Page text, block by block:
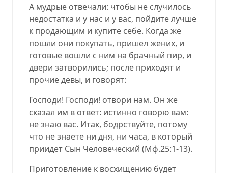
А мудрые отвечали: чтобы не случилось
недостатка и у нас и у вас, пойдите лучше
к продающим и купите себе. Когда же
пошли они покупать, пришел жених, и
готовые вошли с ним на брачный пир, и
двери затворились; после приходят и
прочие девы, и говорят:
Господи! Господи! отвори нам. Он же
сказал им в ответ: истинно говорю вам:
не знаю вас. Итак, бодрствуйте, потому
что не знаете ни дня, ни часа, в который
приидет Сын Человеческий (Мф.25:1-13).
Приготовление к восхищению будет